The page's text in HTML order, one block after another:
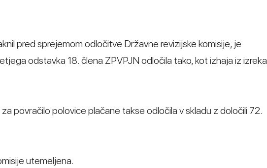
pred sprejemom odločitve Državne revizijske komisije, je
odstavka 18. člena ZPVPJN odločila tako, kot izhaja iz izreka
povračilo polovice plačane takse odločila v skladu z določili 72.
utemeljena.